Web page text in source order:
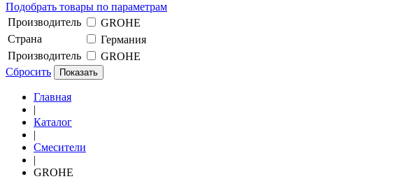
Подобрать товары по параметрам
Производитель
GROHE
Страна
Германия
Производитель
GROHE
Сбросить
Показать
Главная
|
Каталог
|
Смесители
|
GROHE